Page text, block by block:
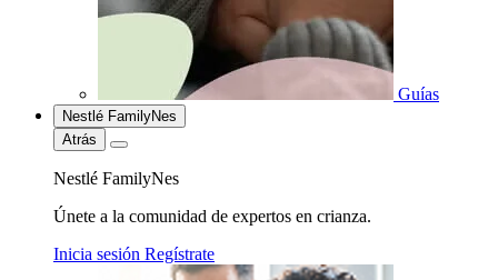
Guías
Nestlé FamilyNes
Atrás
Nestlé FamilyNes
Únete a la comunidad de expertos en crianza.
Inicia sesión Regístrate